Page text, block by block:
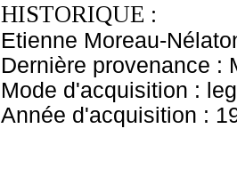
HISTORIQUE :
Etienne Moreau-
Dernière provenance :
Mode d'acquisition :
Année d'acquisition :